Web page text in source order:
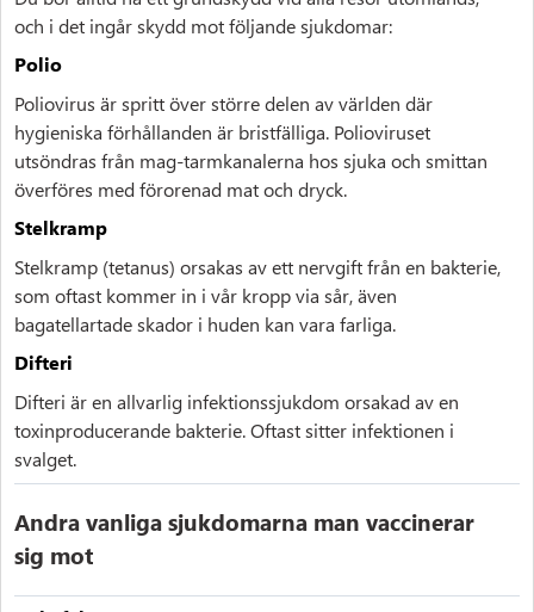
och i det ingår skydd mot följande sjukdomar:
Polio
Poliovirus är spritt över större delen av världen där
hygieniska förhållanden är bristfälliga. Polioviruset
utsöndras från mag-tarmkanalerna hos sjuka och smittan
överföres med förorenad mat och dryck.
Stelkramp
Stelkramp (tetanus) orsakas av ett nervgift från en bakterie,
som oftast kommer in i vår kropp via sår, även
bagatellartade skador i huden kan vara farliga.
Difteri
Difteri är en allvarlig infektionssjukdom orsakad av en
toxinproducerande bakterie. Oftast sitter infektionen i
svalget.
Andra vanliga sjukdomarna man vaccinerar
sig mot